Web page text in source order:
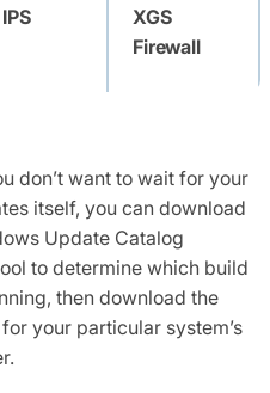
XGS
Firewall
A
don’t want to wait for your
itself, you can download
Update Catalog
to determine which build
then download the
your particular system’s